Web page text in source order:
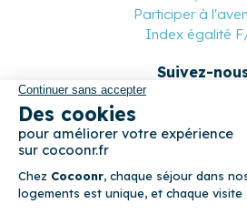
Participer à
Index égalité
Suivez-